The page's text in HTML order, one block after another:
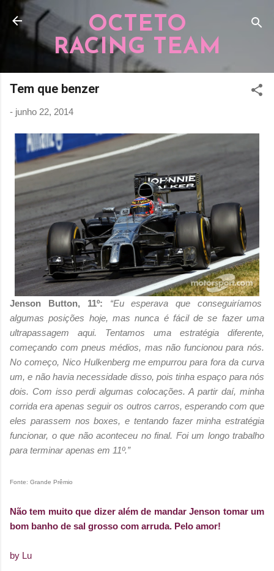
Pular para o conteúdo principal
OCTETO
RACING TEAM
Tem que benzer
- junho 22, 2014
Jenson Button, 11º: “Eu esperava que conseguiríamos
algumas posições hoje, mas nunca é fácil de se fazer uma
ultrapassagem aqui. Tentamos uma estratégia diferente,
começando com pneus médios, mas não funcionou para nós.
No começo, Nico Hulkenberg me empurrou para fora da curva
um, e não havia necessidade disso, pois tinha espaço para nós
dois. Com isso perdi algumas colocações. A partir daí, minha
corrida era apenas seguir os outros carros, esperando com que
eles parassem nos boxes, e tentando fazer minha estratégia
funcionar, o que não aconteceu no final. Foi um longo trabalho
para terminar apenas em 11º.”
Fonte: Grande Prêmio
Não tem muito que dizer além de mandar Jenson tomar um
bom banho de sal grosso com arruda. Pelo amor!
by Lu